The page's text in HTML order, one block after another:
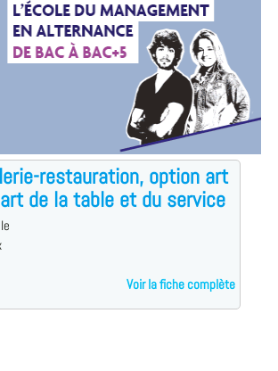
restauration, option art
de la table et du service
Voir la fiche complète